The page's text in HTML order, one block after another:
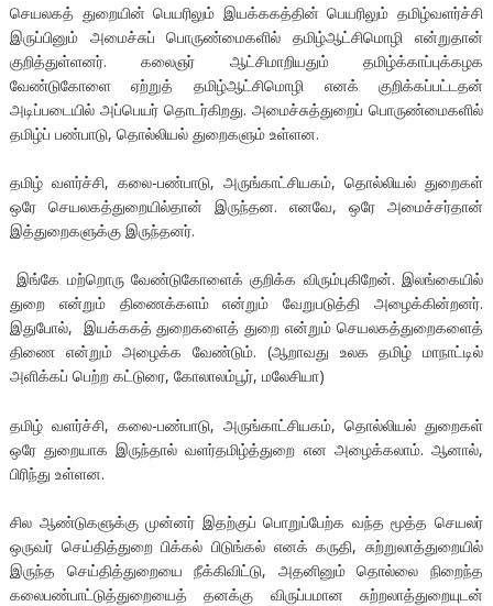
செயலகத் துறையின் பெயரிலும் இயக்ககத்தின் பெயரிலும் தமிழ்வளர்ச்சி
இருப்பினும் அமைச்சுப் பொருண்மைகளில் தமிழ்ஆட்சிமொழி என்றுதான்
குறித்துள்ளனர். கலைஞர் ஆட்சிமாறியதும் தமிழ்க்காப்புக்கழக
வேண்டுகோளை ஏற்றுத் தமிழ்ஆட்சிமொழி எனக் குறிக்கப்பட்டதன்
அடிப்படையில் அப்பெயர் தொடர்கிறது. அமைச்சுத்துறைப் பொருண்மைகளில்
தமிழ்ப் பண்பாடு, தொல்லியல் துறைகளும் உள்ளன.
தமிழ் வளர்ச்சி, கலை-பண்பாடு, அருங்காட்சியகம், தொல்லியல் துறைகள்
ஒரே செயலகத்துறையில்தான் இருந்தன. எனவே, ஒரே அமைச்சர்தான்
இத்துறைகளுக்கு இருந்தனர்.
இங்கே மற்றொரு வேண்டுகோளைக் குறிக்க விரும்புகிறேன். இலங்கையில்
துறை என்றும் திணைக்களம் என்றும் வேறுபடுத்தி அழைக்கின்றனர்.
இதுபோல், இயக்ககத் துறைகளைத் துறை என்றும் செயலகத்துறைகளைத்
திணை என்றும் அழைக்க வேண்டும். (ஆறாவது உலக தமிழ் மாநாட்டில்
அளிக்கப் பெற்ற கட்டுரை, கோலாலம்பூர், மலேசியா)
தமிழ் வளர்ச்சி, கலை-பண்பாடு, அருங்காட்சியகம், தொல்லியல் துறைகள்
ஒரே துறையாக இருந்தால் வளர்தமிழ்த்துறை என அழைக்கலாம். ஆனால்,
பிரிந்து உள்ளன.
சில ஆண்டுகளுக்கு முன்னர் இதற்குப் பொறுப்பேற்க வந்த மூத்த செயலர்
ஒருவர் செய்தித்துறை பிக்கல் பிடுங்கல் எனக் கருதி, சுற்றுலாத்துறையில்
இருந்த செய்தித்துறையை நீக்கிவிட்டு, அதனினும் தொல்லை நிறைந்த
கலைபண்பாட்டுத்துறையைத் தனக்கு விருப்பமான சுற்றலாத்துறையுடன்